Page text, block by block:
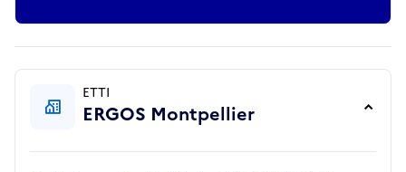
ETTI
ERGOS Montpellier